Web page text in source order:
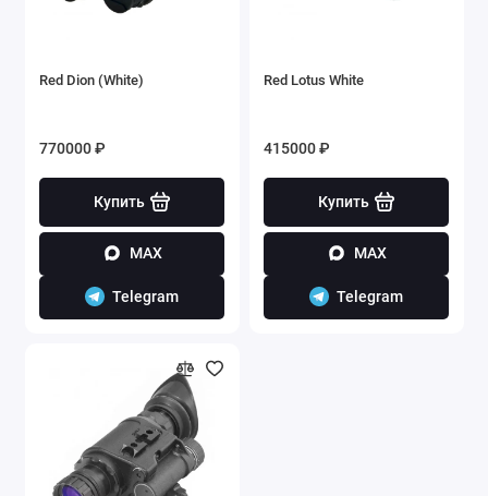
Red Dion (White)
770000 ₽
Купить
MAX
Telegram
Red Lotus White
415000 ₽
Купить
MAX
Telegram